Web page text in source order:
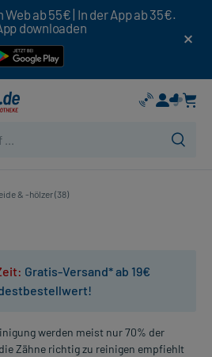
ab 55€ | In der App ab 35€.
downloaden
& -hölzer (38)
Gratis-Versand* ab 19€
werden meist nur 70% der
Zähne richtig zu reinigen empfiehlt